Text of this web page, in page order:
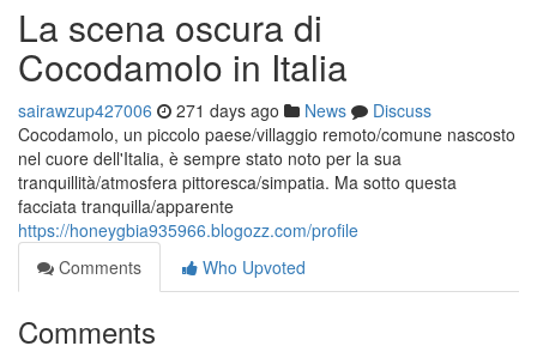
La scena oscura di
Cocodamolo in Italia
sairawzup427006 271 days ago News
Discuss
Cocodamolo, un piccolo paese/villaggio remoto/comune nascosto
nel cuore dell'Italia, è sempre stato noto per la sua
tranquillità/atmosfera pittoresca/simpatia. Ma sotto questa
facciata tranquilla/apparente
https://honeygbia935966.blogozz.com/profile
Comments
Who Upvoted
Comments